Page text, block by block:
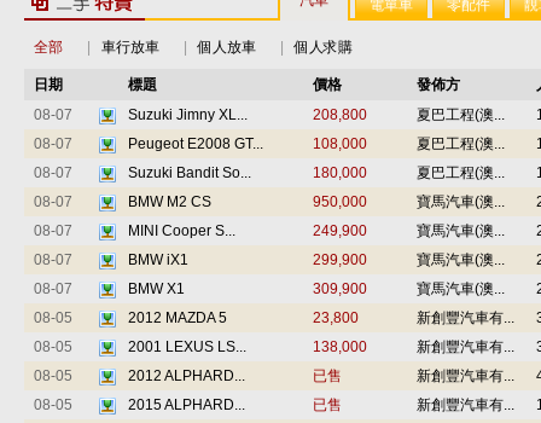
電單車 零配件
全部 | 車行放車 | 個人放車 | 個人求購
日期 標題 價格 發佈方
08-07
Suzuki Jimny XL... 208,800 夏巴工程(澳...
08-07
Peugeot E2008 GT... 108,000 夏巴工程(澳...
08-07
Suzuki Bandit So... 180,000 夏巴工程(澳...
08-07
BMW M2 CS 950,000 寶馬汽車(澳...
08-07
MINI Cooper S... 249,900 寶馬汽車(澳...
08-07
BMW iX1 299,900 寶馬汽車(澳...
08-07
BMW X1 309,900 寶馬汽車(澳...
08-05
2012 MAZDA 5 23,800 新創豐汽車有...
08-05
2001 LEXUS LS... 138,000 新創豐汽車有...
08-05
2012 ALPHARD... 已售 新創豐汽車有...
08-05
2015 ALPHARD... 已售 新創豐汽車有...